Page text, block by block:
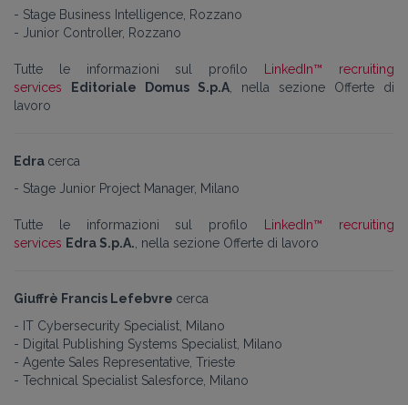
- Stage Business Intelligence, Rozzano
- Junior Controller, Rozzano
Tutte le informazioni sul profilo
LinkedIn™ recruiting
services
Editoriale Domus S.p.A , nella sezione Offerte di
lavoro
Edra cerca
- Stage Junior Project Manager, Milano
Tutte le informazioni sul profilo
LinkedIn™ recruiting
services Edra S.p.A. , nella sezione Offerte di lavoro
Giuffrè Francis Lefebvre cerca
- IT Cybersecurity Specialist, Milano
- Digital Publishing Systems Specialist, Milano
- Agente Sales Representative, Trieste
- Technical Specialist Salesforce, Milano